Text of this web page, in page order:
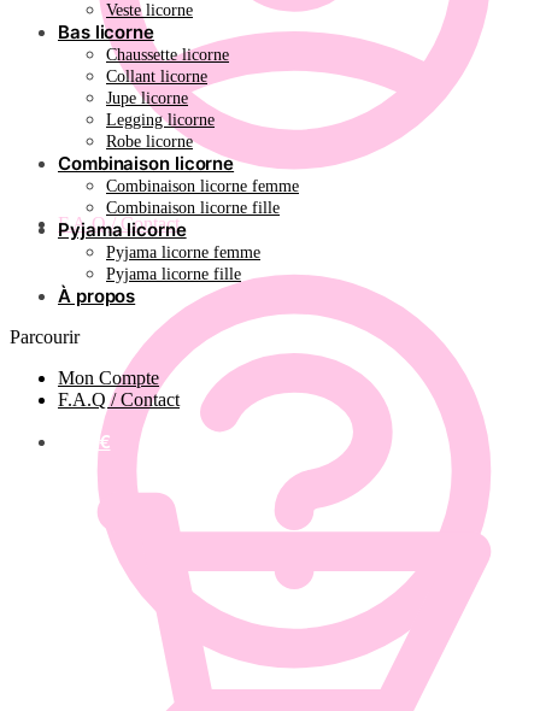
F.A.Q / Contact
Veste licorne
Bas licorne
Chaussette licorne
Collant licorne
Jupe licorne
Legging licorne
Robe licorne
Combinaison licorne
Combinaison licorne femme
Combinaison licorne fille
Pyjama licorne
Pyjama licorne femme
Pyjama licorne fille
À propos
Parcourir
Mon Compte
F.A.Q / Contact
€